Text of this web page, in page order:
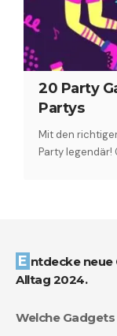
20 Party
Partys
Mit den
Party legendär!
Entdecke neue Gadgets und nützliche Dinge für den
Alltag 2024.
Welche